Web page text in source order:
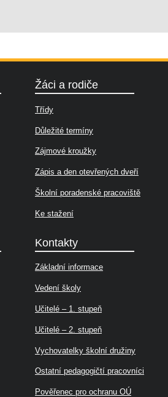
Žáci a rodiče
Třídy
Důležité termíny
Zájmové kroužky
Zápis a den otevřených dveří
Školní poradenské pracoviště
Ke stažení
Kontakty
Základní informace
Vedení školy
Učitelé – 1. stupeň
Učitelé – 2. stupeň
Vychovatelky školní družiny
Ostatní pedagogičtí pracovníci
Pověřenec pro ochranu OÚ